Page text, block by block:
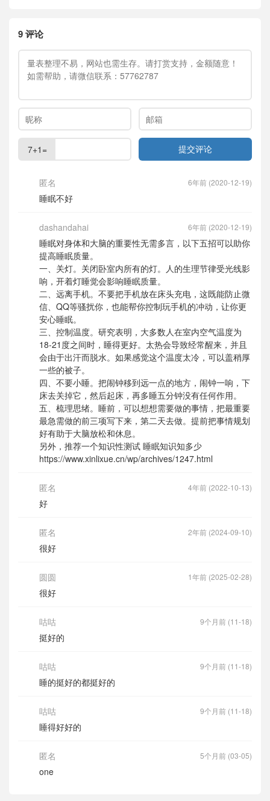
9 评论
7+1=
匿名
睡眠不好
6年前 (2020-12-19)
dashandahai
睡眠对身体和大脑的重要性无需多言，以下五招可以助你
提高睡眠质量。
一、关灯。关闭卧室内所有的灯。人的生理节律受光线影
响，开着灯睡觉会影响睡眠质量。
二、远离手机。不要把手机放在床头充电，这既能防止微
信、QQ等骚扰你，也能帮你控制玩手机的冲动，让你更
安心睡眠。
三、控制温度。研究表明，大多数人在室内空气温度为
18-21度之间时，睡得更好。太热会导致经常醒来，并且
会由于出汗而脱水。如果感觉这个温度太冷，可以盖稍厚
一些的被子。
四、不要小睡。把闹钟移到远一点的地方，闹钟一响，下
床去关掉它，然后起床，再多睡五分钟没有任何作用。
五、梳理思绪。睡前，可以想想需要做的事情，把最重要
最急需做的前三项写下来，第二天去做。提前把事情规划
好有助于大脑放松和休息。
另外，推荐一个知识性测试 睡眠知识知多少
https://www.xinlixue.cn/wp/archives/1247.html
6年前 (2020-12-19)
匿名
好
4年前 (2022-10-13)
匿名
很好
2年前 (2024-09-10)
圆圆
很好
1年前 (2025-02-28)
咕咕
挺好的
9个月前 (11-18)
咕咕
睡的挺好的都挺好的
9个月前 (11-18)
咕咕
睡得好好的
9个月前 (11-18)
匿名
one
5个月前 (03-05)